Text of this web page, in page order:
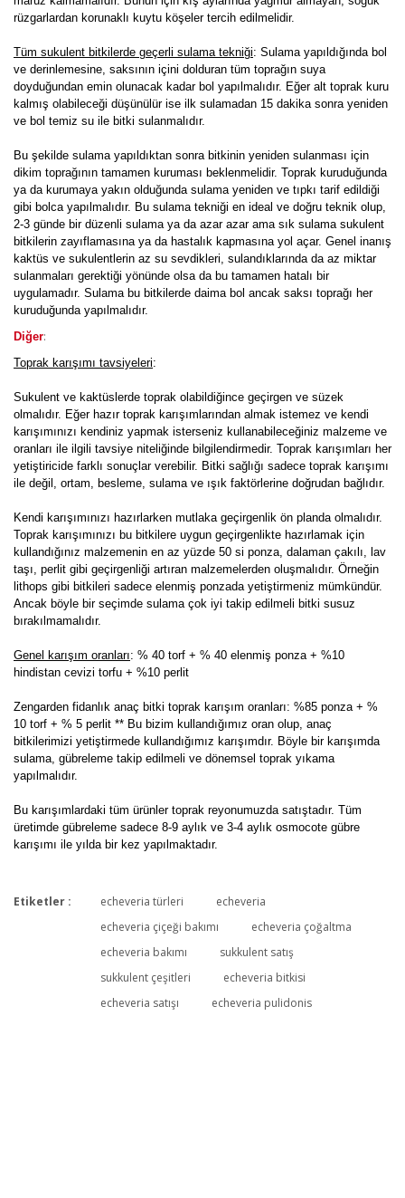
rüzgarlardan korunaklı kuytu köşeler tercih edilmelidir.
Tüm sukulent bitkilerde geçerli sulama tekniği: Sulama yapıldığında bol
ve derinlemesine, saksının içini dolduran tüm toprağın suya
doyduğundan emin olunacak kadar bol yapılmalıdır. Eğer alt toprak kuru
kalmış olabileceği düşünülür ise ilk sulamadan 15 dakika sonra yeniden
ve bol temiz su ile bitki sulanmalıdır.
Bu şekilde sulama yapıldıktan sonra bitkinin yeniden sulanması için
dikim toprağının tamamen kuruması beklenmelidir. Toprak kuruduğunda
ya da kurumaya yakın olduğunda sulama yeniden ve tıpkı tarif edildiği
gibi bolca yapılmalıdır. Bu sulama tekniği en ideal ve doğru teknik olup,
2-3 günde bir düzenli sulama ya da azar azar ama sık sulama sukulent
bitkilerin zayıflamasına ya da hastalık kapmasına yol açar. Genel inanış
kaktüs ve sukulentlerin az su sevdikleri, sulandıklarında da az miktar
sulanmaları gerektiği yönünde olsa da bu tamamen hatalı bir
uygulamadır. Sulama bu bitkilerde daima bol ancak saksı toprağı her
kuruduğunda yapılmalıdır.
Diğer:
Toprak karışımı tavsiyeleri:
Sukulent ve kaktüslerde toprak olabildiğince geçirgen ve süzek
olmalıdır. Eğer hazır toprak karışımlarından almak istemez ve kendi
karışımınızı kendiniz yapmak isterseniz kullanabileceğiniz malzeme ve
oranları ile ilgili tavsiye niteliğinde bilgilendirmedir. Toprak karışımları her
yetiştiricide farklı sonuçlar verebilir. Bitki sağlığı sadece toprak karışımı
ile değil, ortam, besleme, sulama ve ışık faktörlerine doğrudan bağlıdır.
Kendi karışımınızı hazırlarken mutlaka geçirgenlik ön planda olmalıdır.
Toprak karışımınızı bu bitkilere uygun geçirgenlikte hazırlamak için
kullandığınız malzemenin en az yüzde 50 si ponza, dalaman çakılı, lav
taşı, perlit gibi geçirgenliği artıran malzemelerden oluşmalıdır. Örneğin
lithops gibi bitkileri sadece elenmiş ponzada yetiştirmeniz mümkündür.
Ancak böyle bir seçimde sulama çok iyi takip edilmeli bitki susuz
bırakılmamalıdır.
Genel karışım oranları: % 40 torf + % 40 elenmiş ponza + %10
hindistan cevizi torfu + %10 perlit
Zengarden fidanlık anaç bitki toprak karışım oranları: %85 ponza + %
10 torf + % 5 perlit ** Bu bizim kullandığımız oran olup, anaç
bitkilerimizi yetiştirmede kullandığımız karışımdır. Böyle bir karışımda
sulama, gübreleme takip edilmeli ve dönemsel toprak yıkama
yapılmalıdır.
Bu karışımlardaki tüm ürünler toprak reyonumuzda satıştadır. Tüm
üretimde gübreleme sadece 8-9 aylık ve 3-4 aylık osmocote gübre
karışımı ile yılda bir kez yapılmaktadır.
Bu ürüne ilk yorumu siz yapın!
Yorum Yaz
Etiketler : echeveria türleri
echeveria
echeveria çiçeği bakımı
echeveria çoğaltma
echeveria bakımı
sukkulent satış
sukkulent çeşitleri
echeveria bitkisi
echeveria satışı
echeveria pulidonis